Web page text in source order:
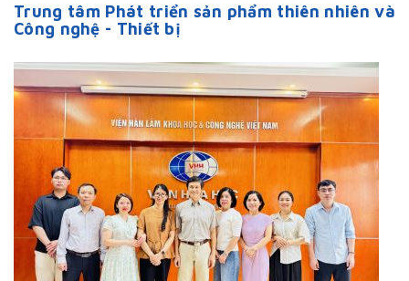
Trung tâm Phát triển sản phẩm thiên nhiên và
Công nghệ - Thiết bị